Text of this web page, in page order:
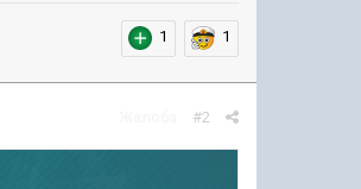
1 1
#2